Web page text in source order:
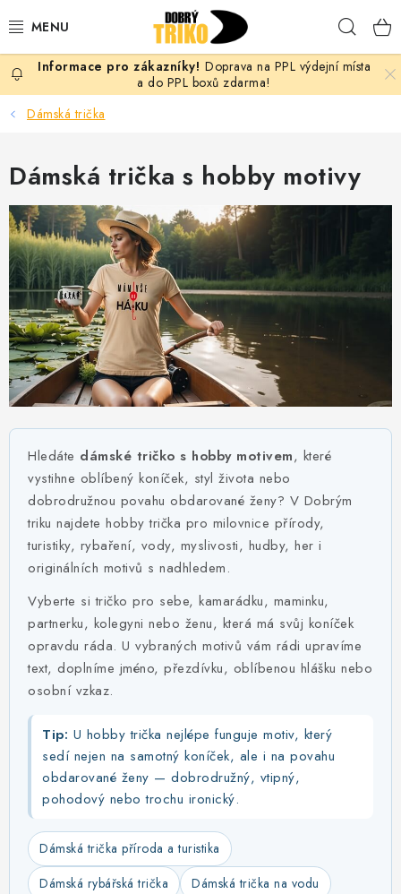
na
PRO ŽENY
PRO MUŽE
PRO DĚTI
DOPLŇKY
PRO PÁRY
VLASTNÍ MOTIV
TRIČKA
MIKINY
OKAMŽITĚ K ODBĚRU
B2B
MÁM SRDCE POMÁHÁM
PROVIZNÍ SYSTÉM
O nás Časté otázky
Obchodní podmínky
Zásady zpracování ochrany osobních údajů
Napište nám
Kontakty
Doprava na PPL výdejní místa
a do PPL boxů zdarma!
Dámská trička
Dámská trička s hobby motivy
Hledáte dámské tričko s hobby motivem, které
vystihne oblíbený koníček, styl života nebo
dobrodružnou povahu obdarované ženy? V Dobrým
triku najdete hobby trička pro milovnice přírody,
turistiky, rybaření, vody, myslivosti, hudby, her i
originálních motivů s nadhledem.
Vyberte si tričko pro sebe, kamarádku, maminku,
partnerku, kolegyni nebo ženu, která má svůj koníček
opravdu ráda. U vybraných motivů vám rádi upravíme
text, doplníme jméno, přezdívku, oblíbenou hlášku nebo
osobní vzkaz.
Tip: U hobby trička nejlépe funguje motiv, který
sedí nejen na samotný koníček, ale i na povahu
obdarované ženy — dobrodružný, vtipný,
pohodový nebo trochu ironický.
Dámská trička příroda a turistika
Dámská rybářská trička
Dámská trička na vodu